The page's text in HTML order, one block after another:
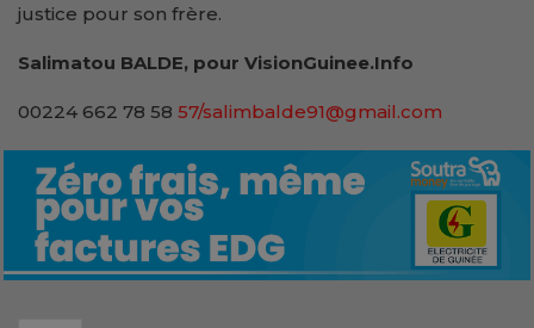
justice pour son frère.
Salimatou BALDE, pour VisionGuinee.Info
00224 662 78 58 57/salimbalde91@gmail.com